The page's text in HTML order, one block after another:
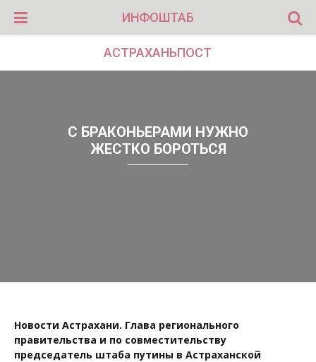
ИНФОШТАБ
АСТРАХАНЬПОСТ
С БРАКОНЬЕРАМИ НУЖНО
ЖЕСТКО БОРОТЬСЯ
Новости Астрахани. Глава регионального
правительства и по совместительству
председатель штаба путины в Астраханской